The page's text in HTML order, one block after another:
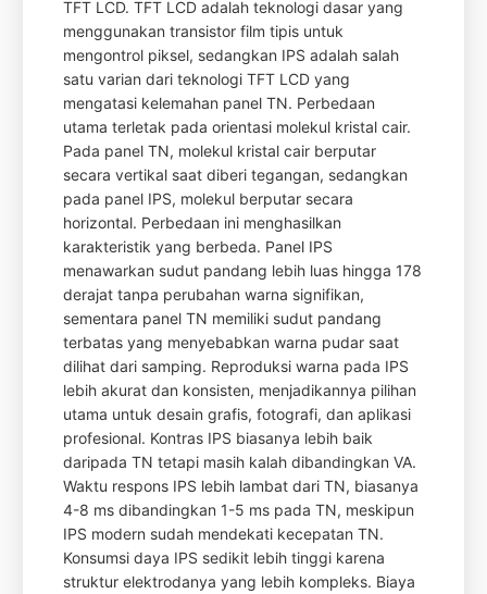
TFT LCD. TFT LCD adalah teknologi dasar yang
menggunakan transistor film tipis untuk
mengontrol piksel, sedangkan IPS adalah salah
satu varian dari teknologi TFT LCD yang
mengatasi kelemahan panel TN. Perbedaan
utama terletak pada orientasi molekul kristal cair.
Pada panel TN, molekul kristal cair berputar
secara vertikal saat diberi tegangan, sedangkan
pada panel IPS, molekul berputar secara
horizontal. Perbedaan ini menghasilkan
karakteristik yang berbeda. Panel IPS
menawarkan sudut pandang lebih luas hingga 178
derajat tanpa perubahan warna signifikan,
sementara panel TN memiliki sudut pandang
terbatas yang menyebabkan warna pudar saat
dilihat dari samping. Reproduksi warna pada IPS
lebih akurat dan konsisten, menjadikannya pilihan
utama untuk desain grafis, fotografi, dan aplikasi
profesional. Kontras IPS biasanya lebih baik
daripada TN tetapi masih kalah dibandingkan VA.
Waktu respons IPS lebih lambat dari TN, biasanya
4-8 ms dibandingkan 1-5 ms pada TN, meskipun
IPS modern sudah mendekati kecepatan TN.
Konsumsi daya IPS sedikit lebih tinggi karena
struktur elektrodanya yang lebih kompleks. Biaya